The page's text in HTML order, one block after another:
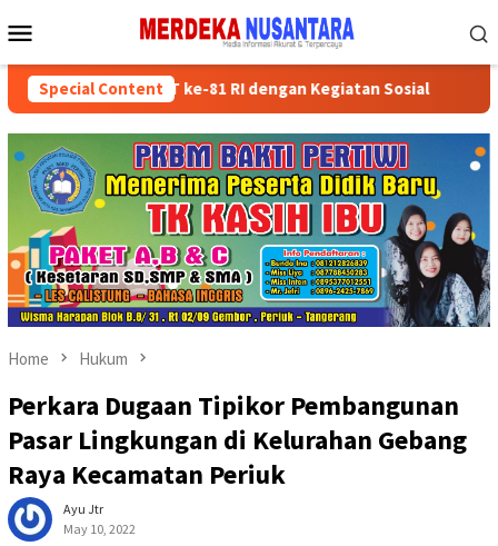
to
Menu
Special Content
HUT ke-81 RI dengan Kegiatan Sosial Partai
Home Hukum
Perkara Dugaan Tipikor Pembangunan
Pasar Lingkungan di Kelurahan Gebang
Raya Kecamatan Periuk
Ayu Jtr
May 10, 2022